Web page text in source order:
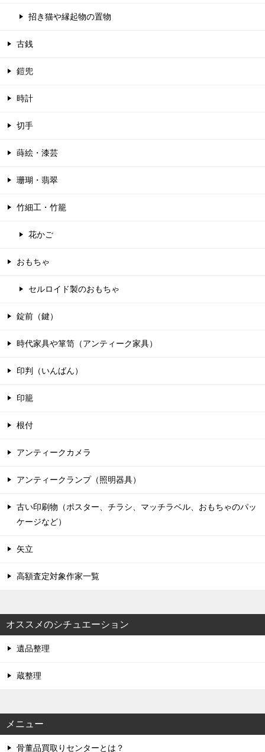
招き猫や縁起物の置物
古銭
鎧兜
時計
切手
蒔絵・漆芸
珊瑚・翡翠
竹細工・竹籠
花かご
おもちゃ
セルロイド製のおもちゃ
錠前（鍵）
時代家具や箪笥（アンティーク家具）
印判（いんばん）
印籠
根付
アンティークカメラ
アンティークランプ（照明器具）
古い印刷物（ポスター、チラシ、マッチラベル、おもちゃのパッ
ケージなど）
矢立
高額査定対象作家一覧
オススメのシチュエーション
遺品整理
蔵整理
メニュー
骨董品買取りセンターとは？